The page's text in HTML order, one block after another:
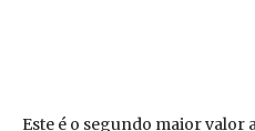
Este é o segundo maior valor